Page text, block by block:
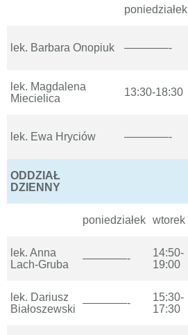
poniedziałek
lek. Barbara Onopiuk ————-
lek. Magdalena
Miecielica
13:30-18:30
lek. Ewa Hryciów ————-
ODDZIAŁ
DZIENNY
poniedziałek wtorek
lek. Anna
Lach-Gruba
————-
14:50-
19:00
lek. Dariusz
Białoszewski
————-
15:30-
17:30